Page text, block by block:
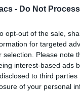
- Do Not
opt-out of the sale,
for targeted
selection. Please note
interest-based ads
to third
of your personal
RSS feed reader και